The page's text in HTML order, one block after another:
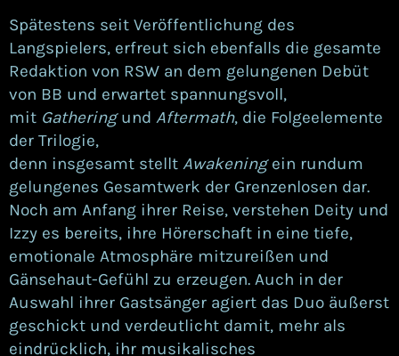
Spätestens seit Veröffentlichung des
Langspielers, erfreut sich ebenfalls die gesamte
Redaktion von RSW an dem gelungenen Debüt
von BB und erwartet spannungsvoll,
mit Gatheringund Aftermath, die Folgeelemente
der Trilogie,
denn insgesamt stellt Awakeningein rundum
gelungenes Gesamtwerk der Grenzenlosen dar.
Noch am Anfang ihrer Reise, verstehen Deity und
Izzy es bereits, ihre Hörerschaft in eine tiefe,
emotionale Atmosphäre mitzureißen und
Gänsehaut-Gefühl zu erzeugen. Auch in der
Auswahl ihrer Gastsänger agiert das Duo äußerst
geschickt und verdeutlicht damit, mehr als
eindrücklich, ihr musikalisches